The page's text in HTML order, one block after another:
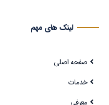
لینک های مهم
صفحه اصلی
خدمات
معرفی